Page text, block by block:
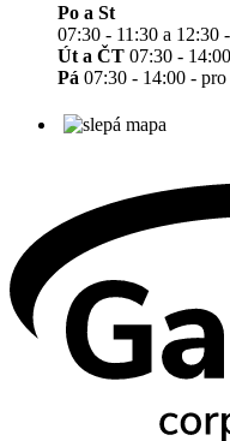
Po a St
07:30 - 11:30 a 12:30
Út a ČT 07:30 - 14:00
Pá 07:30 - 14:00 -